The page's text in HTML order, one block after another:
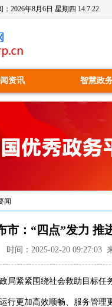
2026年8月6日 星期四 14:7:22
资讯 智慧政
闻
市：“四点”发力 推
时间：2025-02-20 09:27:03
紧紧围绕社会救助目标任
行更加高效顺畅、服务管